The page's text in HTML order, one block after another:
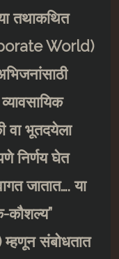
तथाकथित
World)
वा भूतदयेला
निर्णय घेत
जातात…. या
कौशल्य”
म्हणून संबोधतात